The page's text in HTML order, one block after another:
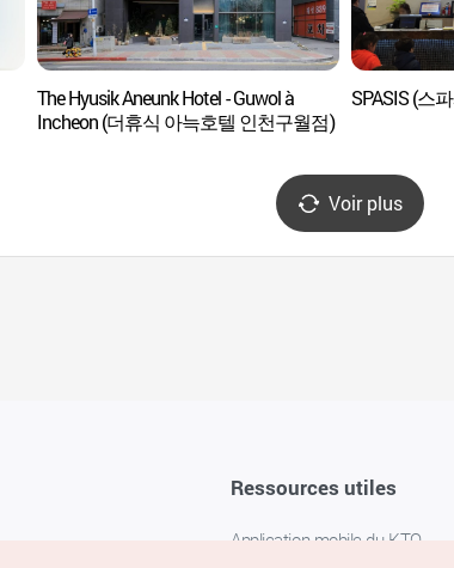
The Hyusik Aneunk Hotel - Guwol à
Incheon (더휴식 아늑호텔 인천구월점)
SPASIS (스
Voir plus
Ressources utiles
Application mobile du KTO